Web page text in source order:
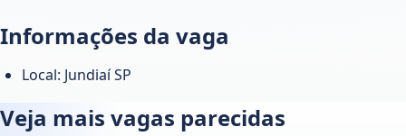
Informações da vaga
Local: Jundiaí SP
Veja mais vagas parecidas